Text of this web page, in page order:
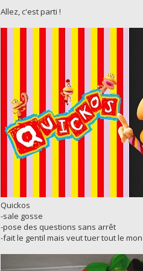
Allez, c'est parti !
Quickos
-sale gosse
-pose des questions sans arrêt
-fait le gentil mais veut tuer tout le